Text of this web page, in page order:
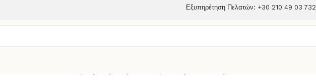
Εξυπηρέτηση Πελατών: +30 210 49 03 732